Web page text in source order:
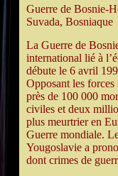
EMBED
Guerre de Bosnie-
Suvada, Bosniaque
La Guerre de
international lié à
débute le 6 avril
Opposant les forces
près de 100 000
civiles et deux
plus meurtrier en
Guerre mondiale.
Yougoslavie a
dont crimes de